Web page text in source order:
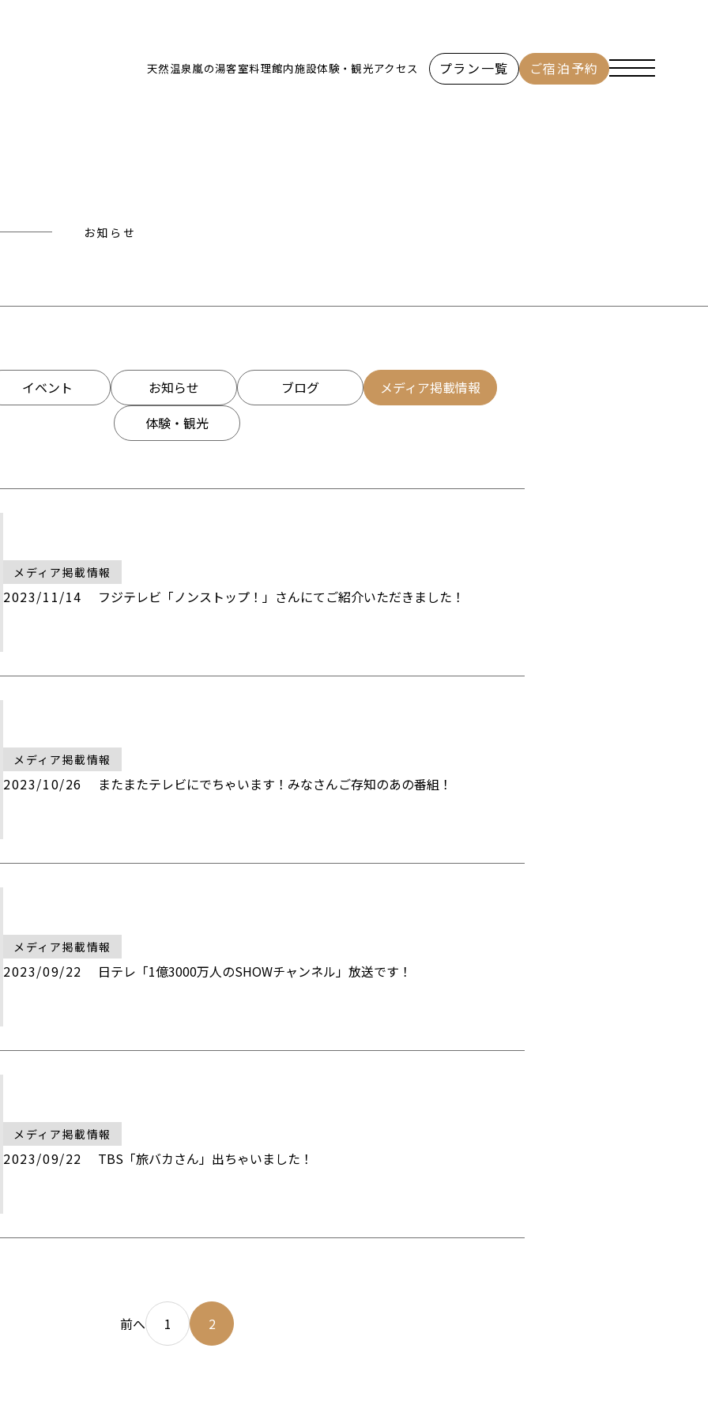
天然温泉嵐の湯客室料理館内施設体験・観光アクセス プラン一覧 ご宿泊予約
お知らせ
イベント お知らせ ブログ
メディア掲載情報
体験・観光
メディア掲載情報
2023/11/14 フジテレビ「ノンストップ！」さんにてご紹介いただきました！
メディア掲載情報
2023/10/26 またまたテレビにでちゃいます！みなさんご存知のあの番組！
メディア掲載情報
2023/09/22 日テレ「1億3000万人のSHOWチャンネル」放送です！
メディア掲載情報
2023/09/22 TBS「旅バカさん」出ちゃいました！
前へ 1 2